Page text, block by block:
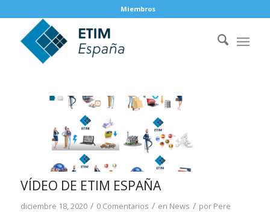
Miembros
VÍDEO DE ETIM ESPAÑA
diciembre 18, 2020 / 0 Comentarios / en News / por Pere